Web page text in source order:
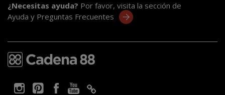
¿Necesitas ayuda? Por favor, visita la sección de
Ayuda y Preguntas Frecuentes